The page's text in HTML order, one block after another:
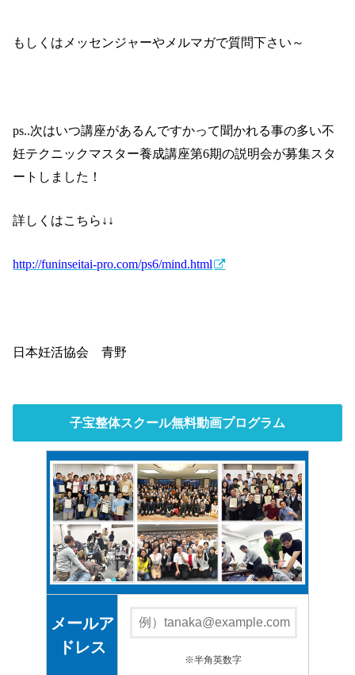
もしくはメッセンジャーやメルマガで質問下さい～
ps..次はいつ講座があるんですかって聞かれる事の多い不
妊テクニックマスター養成講座第6期の説明会が募集スタ
ートしました！
詳しくはこちら↓↓
http://funinseitai-pro.com/ps6/mind.html
日本妊活協会 青野
子宝整体スクール無料動画プログラム
メールア
ドレス
※半角英数字